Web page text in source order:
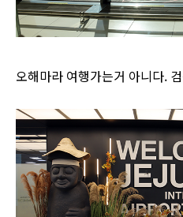
오해마라 여행가는거 아니다.